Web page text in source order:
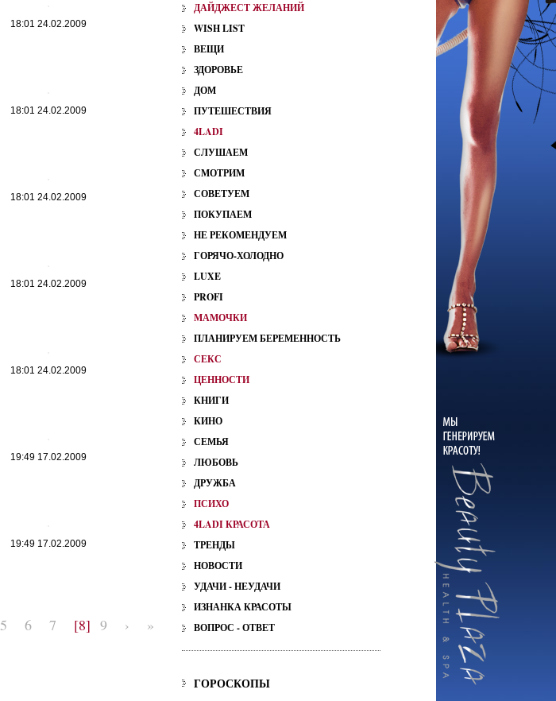
18:01 24.02.2009
18:01 24.02.2009
18:01 24.02.2009
18:01 24.02.2009
18:01 24.02.2009
19:49 17.02.2009
19:49 17.02.2009
5 6 7 [8] 9 › »
ДАЙДЖЕСТ ЖЕЛАНИЙ
WISH LIST
ВЕЩИ
ЗДОРОВЬЕ
ДОМ
ПУТЕШЕСТВИЯ
4LADI
СЛУШАЕМ
СМОТРИМ
СОВЕТУЕМ
ПОКУПАЕМ
НЕ РЕКОМЕНДУЕМ
ГОРЯЧО-ХОЛОДНО
LUXE
PROFI
МАМОЧКИ
ПЛАНИРУЕМ БЕРЕМЕННОСТЬ
СЕКС
ЦЕННОСТИ
КНИГИ
КИНО
СЕМЬЯ
ЛЮБОВЬ
ДРУЖБА
ПСИХО
4LADI КРАСОТА
ТРЕНДЫ
НОВОСТИ
УДАЧИ - НЕУДАЧИ
ИЗНАНКА КРАСОТЫ
ВОПРОС - ОТВЕТ
ГОРОСКОПЫ